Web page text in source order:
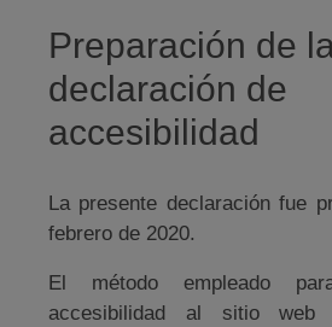
Preparación de
declaración de
accesibilidad
La presente declaración fue
febrero de 2020.
El método empleado
accesibilidad al sitio